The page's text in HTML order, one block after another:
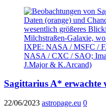
Sagittarius A*
22/06/2023 astropage.eu 0